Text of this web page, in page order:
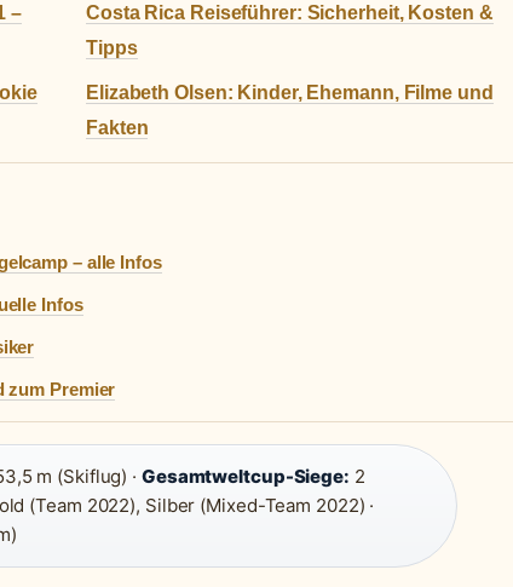
–
Costa Rica Reiseführer: Sicherheit, Kosten &
Tipps
Elizabeth Olsen: Kinder, Ehemann, Filme und
Fakten
– alle Infos
Infos
zum Premier
m (Skiflug) · Gesamtweltcup-Siege: 2
(Team 2022), Silber (Mixed-Team 2022) ·